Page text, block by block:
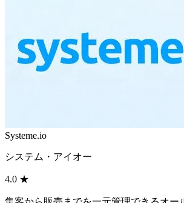
Systeme.io
システム・アイオー
4.0 ★